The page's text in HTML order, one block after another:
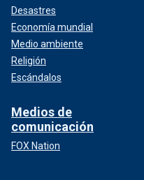
Desastres
Economía mundial
Medio ambiente
Religión
Escándalos
Medios de
comunicación
FOX Nation